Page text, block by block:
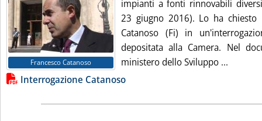
Francesco Catanoso
impianti a fonti rinnovabili
23 giugno 2016). Lo ha chiesto
Catanoso (Fi) in
depositata alla Camera. Nel
ministero dello Sviluppo ...
Lista allegati PDF alla notizia
Interrogazione Catanoso